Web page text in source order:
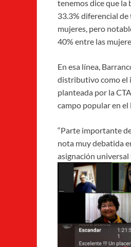
tenemos dice que la
33.3% diferencial
mujeres, pero
40% entre las
En esa línea,
distributivo como el
planteada por la
campo popular en
“Parte importante
nota muy debatida
asignación universal